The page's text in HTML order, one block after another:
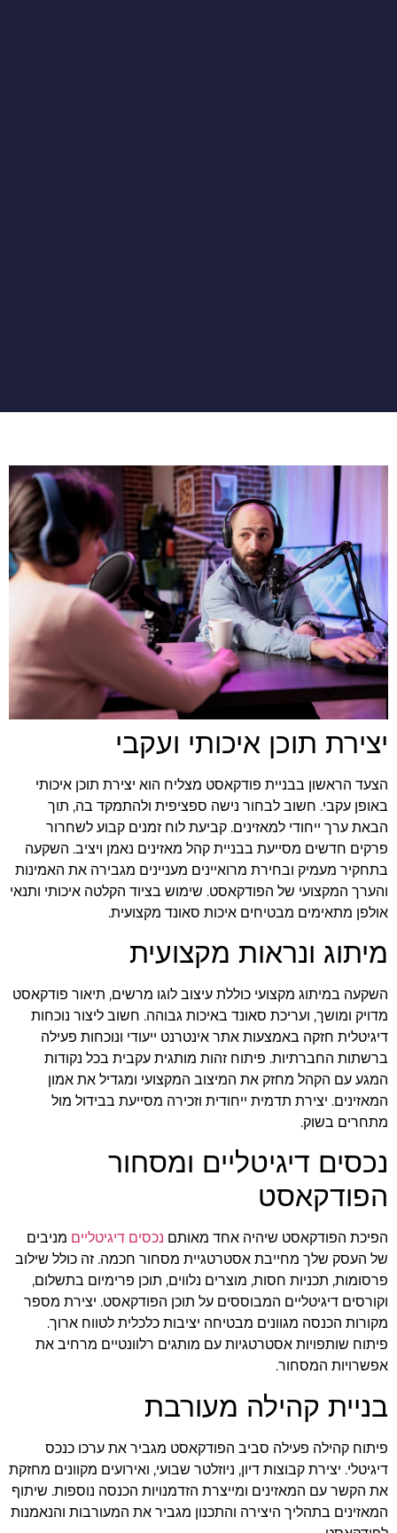
יצירת תוכן איכותי ועקבי
הצעד הראשון בבניית פודקאסט מצליח הוא יצירת תוכן איכותי
באופן עקבי. חשוב לבחור נישה ספציפית ולהתמקד בה, תוך
הבאת ערך ייחודי למאזינים. קביעת לוח זמנים קבוע לשחרור
פרקים חדשים מסייעת בבניית קהל מאזינים נאמן ויציב. השקעה
בתחקיר מעמיק ובחירת מרואיינים מעניינים מגבירה את האמינות
והערך המקצועי של הפודקאסט. שימוש בציוד הקלטה איכותי ותנאי
אולפן מתאימים מבטיחים איכות סאונד מקצועית.
מיתוג ונראות מקצועית
השקעה במיתוג מקצועי כוללת עיצוב לוגו מרשים, תיאור פודקאסט
מדויק ומושך, ועריכת סאונד באיכות גבוהה. חשוב ליצור נוכחות
דיגיטלית חזקה באמצעות אתר אינטרנט ייעודי ונוכחות פעילה
ברשתות החברתיות. פיתוח זהות מותגית עקבית בכל נקודות
המגע עם הקהל מחזק את המיצוב המקצועי ומגדיל את אמון
המאזינים. יצירת תדמית ייחודית וזכירה מסייעת בבידול מול
מתחרים בשוק.
נכסים דיגיטליים ומסחור
הפודקאסט
הפיכת הפודקאסט שיהיה אחד מאותם נכסים דיגיטליים מניבים
של העסק שלך מחייבת אסטרטגיית מסחור חכמה. זה כולל שילוב
פרסומות, תכניות חסות, מוצרים נלווים, תוכן פרימיום בתשלום,
וקורסים דיגיטליים המבוססים על תוכן הפודקאסט. יצירת מספר
מקורות הכנסה מגוונים מבטיחה יציבות כלכלית לטווח ארוך.
פיתוח שותפויות אסטרטגיות עם מותגים רלוונטיים מרחיב את
אפשרויות המסחור.
בניית קהילה מעורבת
פיתוח קהילה פעילה סביב הפודקאסט מגביר את ערכו כנכס
דיגיטלי. יצירת קבוצות דיון, ניוזלטר שבועי, ואירועים מקוונים מחזקת
את הקשר עם המאזינים ומייצרת הזדמנויות הכנסה נוספות. שיתוף
המאזינים בתהליך היצירה והתכנון מגביר את המעורבות והנאמנות